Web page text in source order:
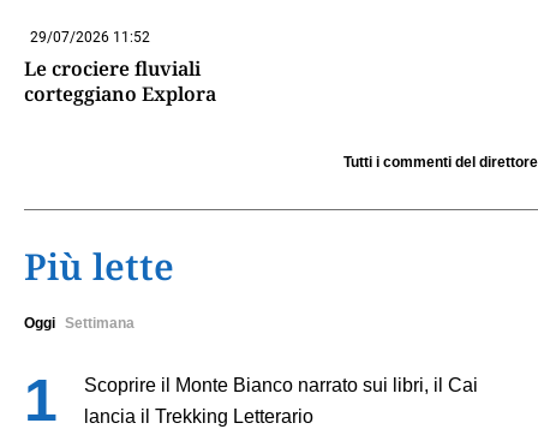
29/07/2026 11:52
Le crociere fluviali
corteggiano Explora
Tutti i commenti del direttore
Più lette
Oggi Settimana
Scoprire il Monte Bianco narrato sui libri, il Cai
lancia il Trekking Letterario